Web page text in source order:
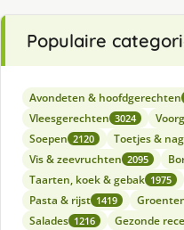
Populaire
Avondeten & hoofdgerechten
Vleesgerechten 3024
Soepen 2120 Toetjes &
Vis & zeevruchten 2095
Taarten, koek & gebak 1975
Pasta & rijst 1419
Salades 1216 Gezonde